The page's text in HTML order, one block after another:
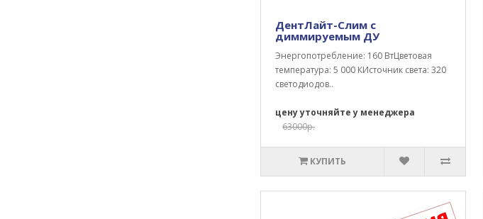
ДентЛайт-Слим с
диммируемым ДУ
Энергопотребление: 160 ВтЦветовая
температура: 5 000 КИсточник света: 320
светодиодов..
цену уточняйте у менеджера
63000р.
КУПИТЬ